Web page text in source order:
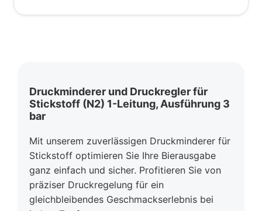
Druckminderer und Druckregler für
Stickstoff (N2) 1-Leitung, Ausführung 3
bar
Mit unserem zuverlässigen Druckminderer für
Stickstoff optimieren Sie Ihre Bierausgabe
ganz einfach und sicher. Profitieren Sie von
präziser Druckregelung für ein
gleichbleibendes Geschmackserlebnis bei